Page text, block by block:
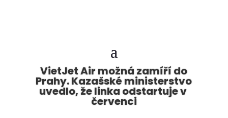
VietJet Air možná zamíří do
Prahy. Kazašské ministerstvo
uvedlo, že linka odstartuje v
červenci